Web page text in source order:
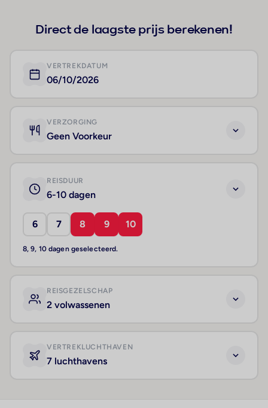
Direct de laagste prijs berekenen!
VERTREKDATUM
06/10/2026
VERZORGING
Geen Voorkeur
REISDUUR
6-10 dagen
6 7 8 9 10
8, 9, 10 dagen geselecteerd.
REISGEZELSCHAP
2 volwassenen
VERTREKLUCHTHAVEN
7 luchthavens